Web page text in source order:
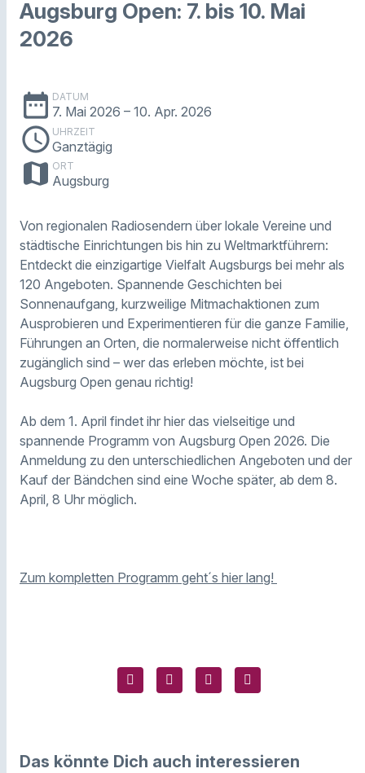
Augsburg Open: 7. bis 10. Mai
2026
date_range DATUM
7. Mai 2026 – 10. Apr. 2026
schedule UHRZEIT
Ganztägig
map ORT
Augsburg
Von regionalen Radiosendern über lokale Vereine und
städtische Einrichtungen bis hin zu Weltmarktführern:
Entdeckt die einzigartige Vielfalt Augsburgs bei mehr als
120 Angeboten. Spannende Geschichten bei
Sonnenaufgang, kurzweilige Mitmachaktionen zum
Ausprobieren und Experimentieren für die ganze Familie,
Führungen an Orten, die normalerweise nicht öffentlich
zugänglich sind – wer das erleben möchte, ist bei
Augsburg Open genau richtig!
Ab dem 1. April findet ihr hier das vielseitige und
spannende Programm von Augsburg Open 2026. Die
Anmeldung zu den unterschiedlichen Angeboten und der
Kauf der Bändchen sind eine Woche später, ab dem 8.
April, 8 Uhr möglich.
Zum kompletten Programm geht´s hier lang!
Das könnte Dich auch interessieren